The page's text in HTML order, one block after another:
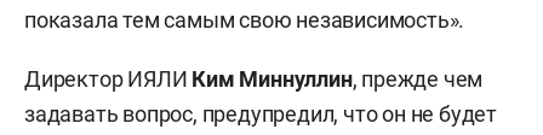
показала тем самым свою независимость».
Директор ИЯЛИ Ким Миннуллин, прежде чем
задавать вопрос, предупредил, что он не будет